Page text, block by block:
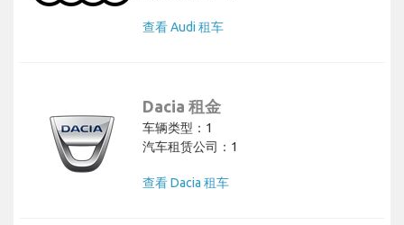
查看 Audi 租车
Dacia 租金
车辆类型：1
汽车租赁公司：1
查看 Dacia 租车